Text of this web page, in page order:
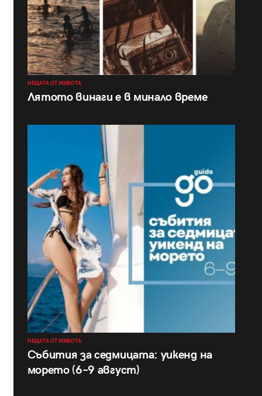
НЕЩАТА ОТ ЖИВОТА
Лятото винаги е в минало време
НЕЩАТА ОТ ЖИВОТА
Събития за седмицата: уикенд на
морето (6–9 август)